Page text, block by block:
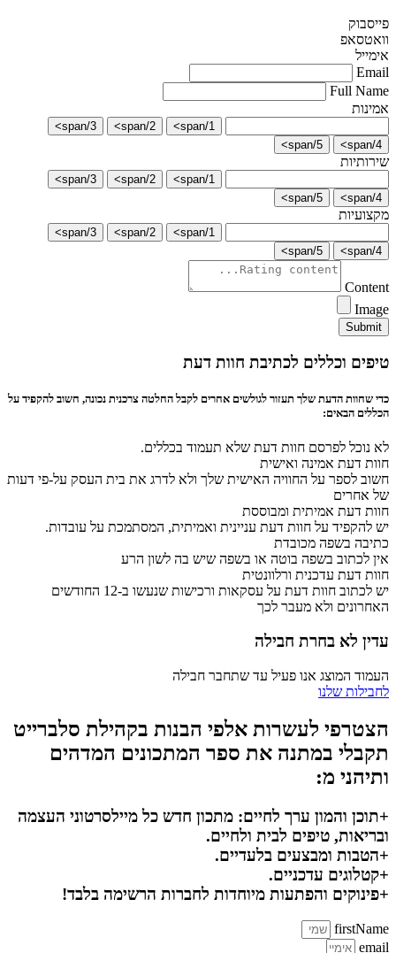
פייסבוק
וואטסאפ
אימייל
Email
Full Name
אמינות
1/span>
2/span>
3/span>
4/span>
5/span>
שירותיות
1/span>
2/span>
3/span>
4/span>
5/span>
מקצועיות
1/span>
2/span>
3/span>
4/span>
5/span>
Content
Image
Submit
טיפים וכללים לכתיבת חוות דעת
כדי שחוות הדעת שלך תעזור לגולשים אחרים לקבל החלטה צרכנית נכונה, חשוב להקפיד על
הכללים הבאים:
לא נוכל לפרסם חוות דעת שלא תעמוד בכללים.
חוות דעת אמינה ואישית
חשוב לספר על החוויה האישית שלך ולא לדרג את בית העסק על-פי דעות
של אחרים
חוות דעת אמיתית ומבוססת
יש להקפיד על חוות דעת עניינית ואמיתית, המסתמכת על עובדות.
כתיבה בשפה מכובדת
אין לכתוב בשפה בוטה או בשפה שיש בה לשון הרע
חוות דעת עדכנית ורלוונטית
יש לכתוב חוות דעת על עסקאות ורכישות שנעשו ב-12 החודשים
האחרונים ולא מעבר לכך
עדין לא בחרת חבילה
העמוד המוצג אנו פעיל עד שתחבר חבילה
לחבילות שלנו
הצטרפי לעשרות אלפי הבנות בקהילת סלברייט
תקבלי במתנה את ספר המתכונים המדהים
ותיהני מ:
+תוכן והמון ערך לחיים: מתכון חדש כל מיילסרטוני העצמה
ובריאות, טיפים לבית ולחיים.
+הטבות ומבצעים בלעדיים.
+קטלוגים עדכניים.
+פינוקים והפתעות מיוחדות לחברות הרשימה בלבד!
firstName
email